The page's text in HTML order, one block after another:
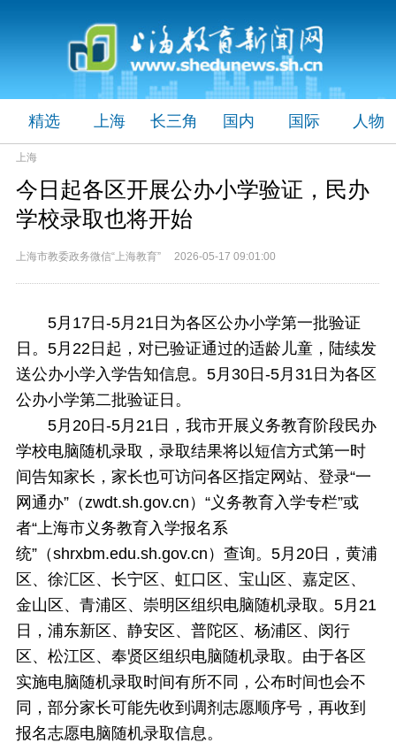
精选 上海 长三角 国内 国际 人物
上海
今日起各区开展公办小学验证，民办
学校录取也将开始
上海市教委政务微信“上海教育” 2026-05-17 09:01:00
5月17日-5月21日为各区公办小学第一批验证
日。5月22日起，对已验证通过的适龄儿童，陆续发
送公办小学入学告知信息。5月30日-5月31日为各区
公办小学第二批验证日。
5月20日-5月21日，我市开展义务教育阶段民办
学校电脑随机录取，录取结果将以短信方式第一时
间告知家长，家长也可访问各区指定网站、登录“一
网通办”（zwdt.sh.gov.cn）“义务教育入学专栏”或
者“上海市义务教育入学报名系
统”（shrxbm.edu.sh.gov.cn）查询。5月20日，黄浦
区、徐汇区、长宁区、虹口区、宝山区、嘉定区、
金山区、青浦区、崇明区组织电脑随机录取。5月21
日，浦东新区、静安区、普陀区、杨浦区、闵行
区、松江区、奉贤区组织电脑随机录取。由于各区
实施电脑随机录取时间有所不同，公布时间也会不
同，部分家长可能先收到调剂志愿顺序号，再收到
报名志愿电脑随机录取信息。